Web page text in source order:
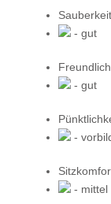
Sauberkeit
- gut
- gut
-
- mittel